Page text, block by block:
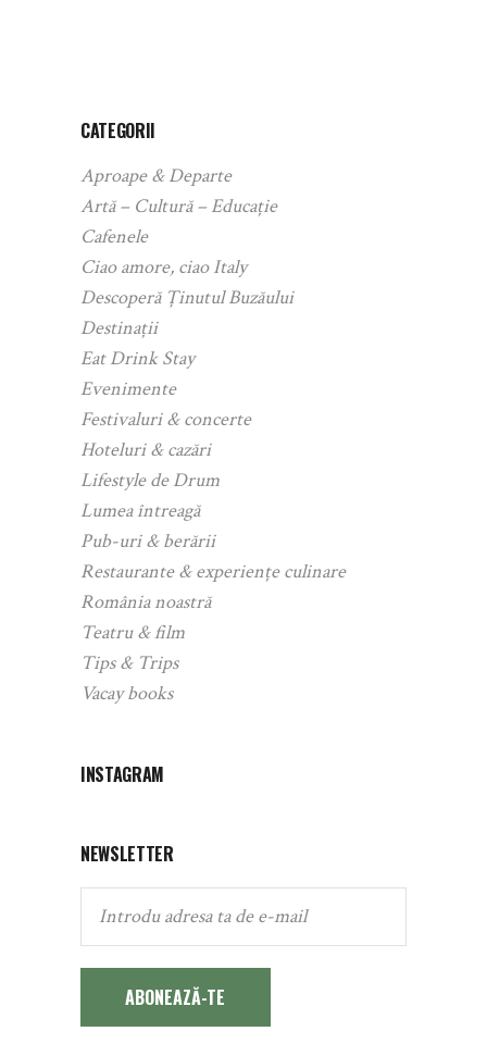
CATEGORII
Aproape & Departe
Artă – Cultură – Educație
Cafenele
Ciao amore, ciao Italy
Descoperă Ținutul Buzăului
Destinații
Eat Drink Stay
Evenimente
Festivaluri & concerte
Hoteluri & cazări
Lifestyle de Drum
Lumea întreagă
Pub-uri & berării
Restaurante & experiențe culinare
România noastră
Teatru & film
Tips & Trips
Vacay books
INSTAGRAM
NEWSLETTER
ABONEAZĂ-TE